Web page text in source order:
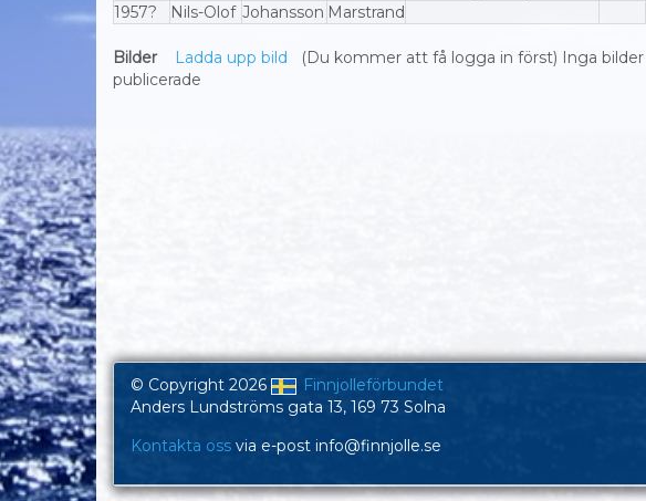
1957?
Nils-Olof Johansson Marstrand
Bilder Ladda upp bild (Du kommer att få logga in först) Inga bilder
publicerade
© Copyright 2026
Finnjolleförbundet
Anders Lundströms gata 13, 169 73 Solna
Kontakta oss via e-post info@finnjolle.se